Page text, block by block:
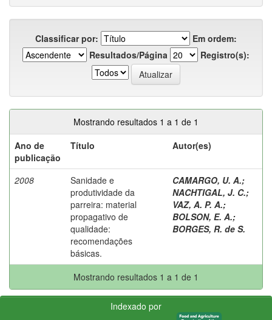
Classificar por:
Em ordem:
Resultados/Página
Registro(s):
Mostrando resultados 1 a 1 de 1
Ano de
publicação
Título Autor(es)
2008
Sanidade e
produtividade da
parreira: material
propagativo de
qualidade:
recomendações
básicas.
CAMARGO, U. A.;
NACHTIGAL, J. C.;
VAZ, A. P. A.;
BOLSON, E. A.;
BORGES, R. de S.
Mostrando resultados 1 a 1 de 1
Indexado por